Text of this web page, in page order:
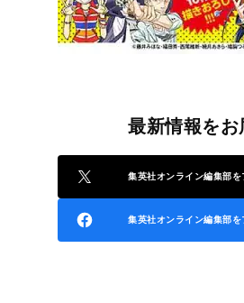
最新情報をお
集英社オンライン編集部を
集英社オンライン編集部を